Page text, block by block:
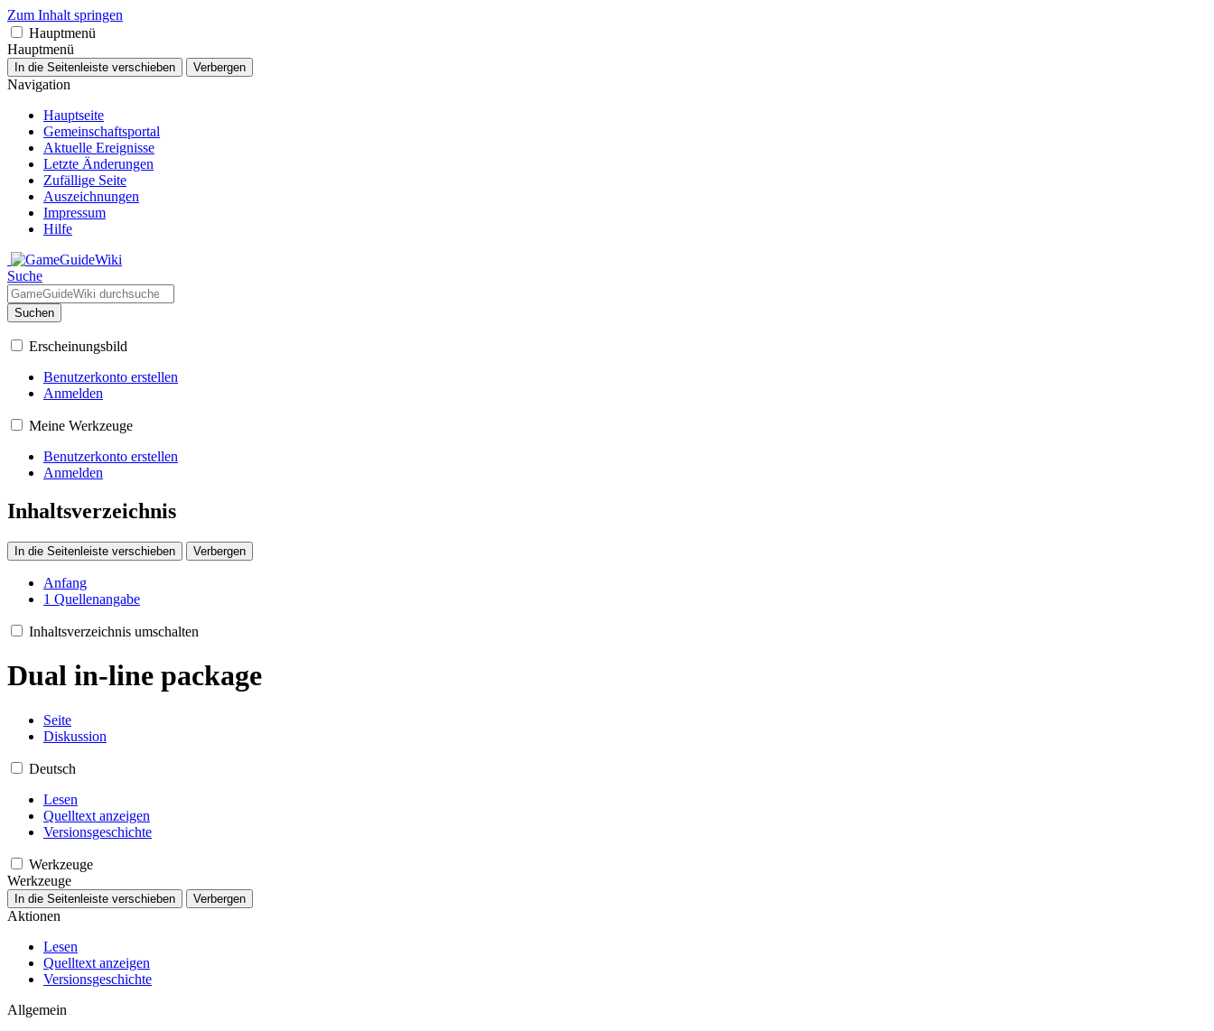
Zum Inhalt springen
Hauptmenü
Hauptmenü
In die Seitenleiste verschieben Verbergen
Navigation
Hauptseite
Gemeinschafts­portal
Aktuelle Ereignisse
Letzte Änderungen
Zufällige Seite
Auszeichnungen
Impressum
Hilfe
Suche
Suchen
Erscheinungsbild
Benutzerkonto erstellen
Anmelden
Meine Werkzeuge
Benutzerkonto erstellen
Anmelden
Inhaltsverzeichnis
In die Seitenleiste verschieben Verbergen
Anfang
1 Quellenangabe
Inhaltsverzeichnis umschalten
Dual in-line package
Seite
Diskussion
Deutsch
Lesen
Quelltext anzeigen
Versionsgeschichte
Werkzeuge
Werkzeuge
In die Seitenleiste verschieben Verbergen
Aktionen
Lesen
Quelltext anzeigen
Versionsgeschichte
Allgemein